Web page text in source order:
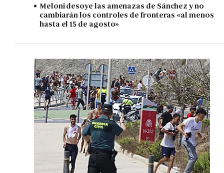
Meloni desoye las amenazas de Sánchez y no
cambiarán los controles de fronteras «al menos
hasta el 15 de agosto»